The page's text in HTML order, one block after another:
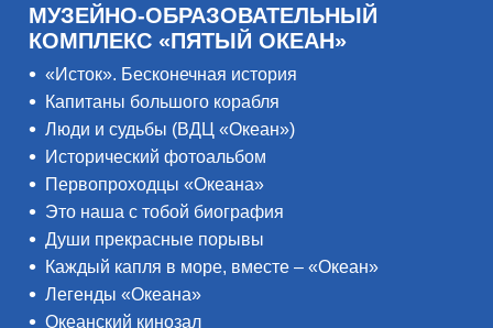
МУЗЕЙНО-ОБРАЗОВАТЕЛЬНЫЙ
КОМПЛЕКС «ПЯТЫЙ ОКЕАН»
«Исток». Бесконечная история
Капитаны большого корабля
Люди и судьбы (ВДЦ «Океан»)
Исторический фотоальбом
Первопроходцы «Океана»
Это наша с тобой биография
Души прекрасные порывы
Каждый капля в море, вместе – «Океан»
Легенды «Океана»
Океанский кинозал